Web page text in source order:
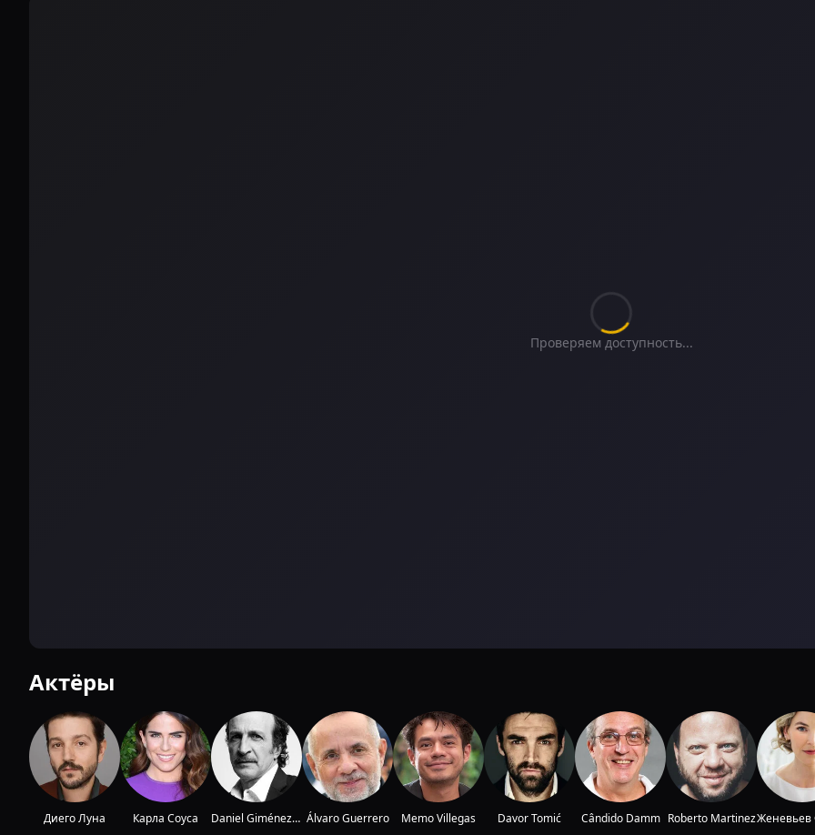
Проверяем доступность...
Актёры
Диего Луна
Карла Соуса
Daniel Giménez Cacho Álvaro Guerrero
Memo Villegas
Davor Tomić
Cândido Damm Roberto Martinez